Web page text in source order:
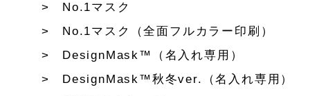
No.1マスク
No.1マスク（全面フルカラー印刷）
DesignMask™（名入れ専用）
DesignMask™秋冬ver.（名入れ専用）